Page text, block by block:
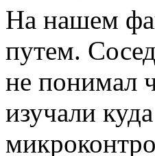
На нашем
путем.
не понимал
изучали